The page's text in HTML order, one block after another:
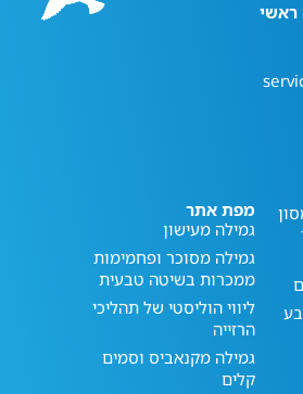
ראשי
מפת אתר
גמילה מעישון
גמילה מסוכר ופחמימות
ממכרות בשיטה טבעית
ליווי הוליסטי של תהליכי
הרזייה
גמילה מקנאביס וסמים
קלים